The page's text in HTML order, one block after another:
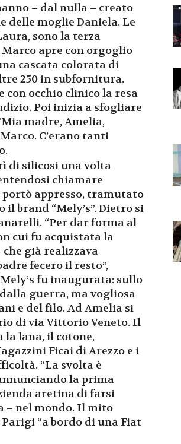
– dal nulla – creato
delle moglie Daniela. Le
sono la terza
apre con orgoglio
cascata colorata di
250 in subfornitura.
occhio clinico la resa
Poi inizia a sfogliare
madre, Amelia,
C’erano tanti
di silicosi una volta
chiamare
portò appresso, tramutato
brand “Mely’s”. Dietro si
“Per dar forma al
cui fu acquistata la
già realizzava
fecero il resto”,
fu inaugurata: sullo
guerra, ma vogliosa
e del filo. Ad Amelia si
di via Vittorio Veneto. Il
la lana, il cotone,
Ficai di Arezzo e i
“La svolta è
la prima
aretina di farsi
– nel mondo. Il mito
“a bordo di una Fiat